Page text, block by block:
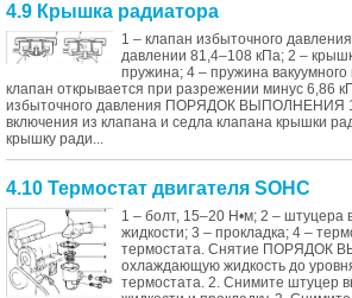
4.9 Крышка радиатора
1 – клапан избыточного
давлении 81,4–108 кПа; 2 –
пружина; 4 – пружина
клапан открывается при разрежении минус 6,86
избыточного давления ПОРЯДОК ВЫПОЛНЕНИЯ
включения из клапана и седла клапана крышки
крышку ради...
4.10 Термостат двигателя SOHC
1 – болт, 15–20 Н•м; 2 –
жидкости; 3 – прокладка; 4 –
термостата. Снятие ПОРЯДОК
охлаждающую жидкость до
термостата. 2. Снимите штуцер